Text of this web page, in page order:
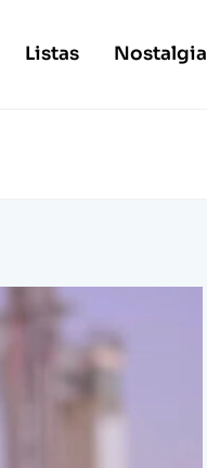
Listas Nostalgia